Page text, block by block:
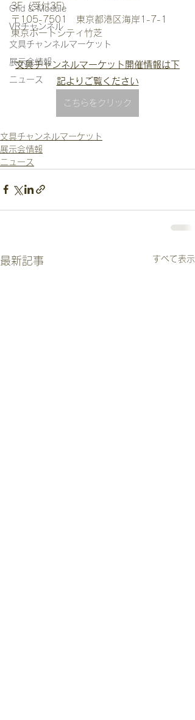
Grid & Module
VRチャンネル
文具チャンネルマーケット
展示会情報
ニュース
3F（受付3F）
〒105-7501　東京都港区海岸1-7-1
東京ポートシティ竹芝
文具チャンネルマーケット開催情報は下
記よりご覧ください
こちらをクリック
文具チャンネルマーケット
展示会情報
ニュース
最新記事 すべて表示